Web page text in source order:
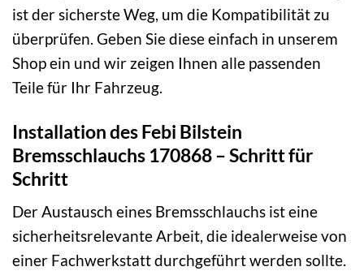
ist der sicherste Weg, um die Kompatibilität zu
überprüfen. Geben Sie diese einfach in unserem
Shop ein und wir zeigen Ihnen alle passenden
Teile für Ihr Fahrzeug.
Installation des Febi Bilstein
Bremsschlauchs 170868 – Schritt für
Schritt
Der Austausch eines Bremsschlauchs ist eine
sicherheitsrelevante Arbeit, die idealerweise von
einer Fachwerkstatt durchgeführt werden sollte.